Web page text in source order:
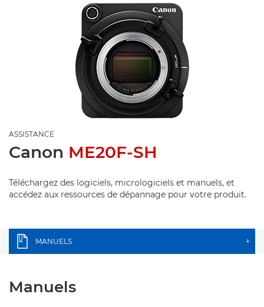
ASSISTANCE
Canon ME20F-SH
Téléchargez des logiciels, micrologiciels et manuels, et
accédez aux ressources de dépannage pour votre produit.
MANUELS +
Manuels